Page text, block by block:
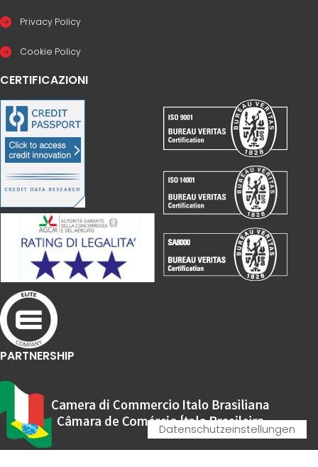
Privacy Policy
Cookie Policy
CERTIFICAZIONI
PARTNERSHIP